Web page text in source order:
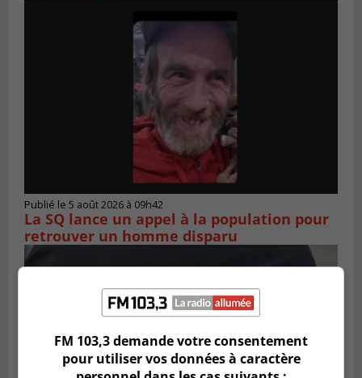
Publié le 5 août 2026 à 09h42
La SQ lance un appel à la population pour
retrouver un homme disparu
FM 103,3 demande votre consentement
pour utiliser vos données à caractère